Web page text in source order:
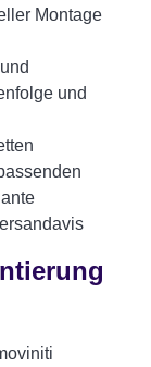
Montage
und